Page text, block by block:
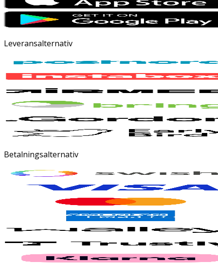
Leveransalternativ
Betalningsalternativ